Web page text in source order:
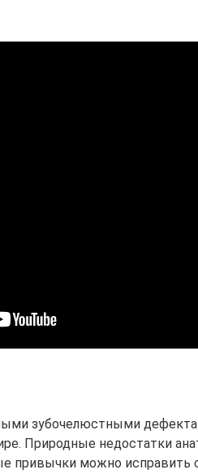
зубочелюстными
Природные недостатки
привычки можно исправить